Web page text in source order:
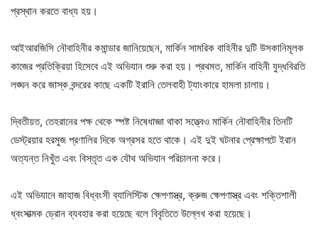
প্রস্থান করতে বাধ্য হয়।
আইআরজিসি নৌবাহিনীর কমান্ডার জানিয়েছেন, মার্কিন সামরিক বাহিনীর দুটি উসকানিমূলক
কাজের প্রতিক্রিয়া হিসেবে এই অভিযান শুরু করা হয়। প্রথমত, মার্কিন বাহিনী যুদ্ধবিরতি
লঙ্ঘন করে জাস্ক বন্দরের কাছে একটি ইরানি তেলবাহী ট্যাংকারে হামলা চালায়।
দ্বিতীয়ত, তেহরানের পক্ষ থেকে স্পষ্ট নিষেধাজ্ঞা থাকা সত্ত্বেও মার্কিন নৌবাহিনীর তিনটি
ডেস্ট্রয়ার হরমুজ প্রণালির দিকে অগ্রসর হতে থাকে। এই দুই ঘটনার প্রেক্ষাপটে ইরান
অত্যন্ত নিখুঁত এবং বিস্তৃত এক যৌথ অভিযান পরিচালনা করে।
এই অভিযানে জাহাজ বিধ্বংসী ব্যালিস্টিক ক্ষেপণাস্ত্র, ক্রুজ ক্ষেপণাস্ত্র এবং শক্তিশালী
ধ্বংসাত্মক ড্রোন ব্যবহার করা হয়েছে বলে বিবৃতিতে উল্লেখ করা হয়েছে।